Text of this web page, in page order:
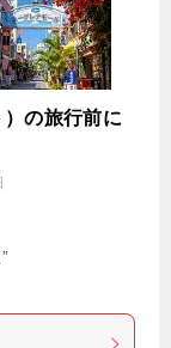
）の旅行前に